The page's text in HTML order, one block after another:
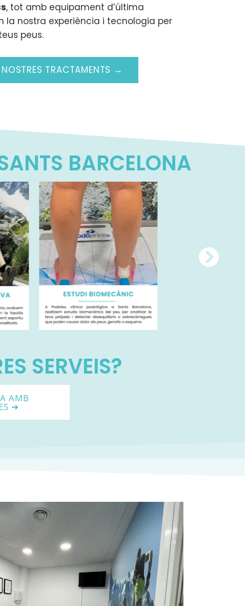
, tot amb equipament d’última
la nostra experiència i tecnologia per
peus.
NOSTRES TRACTAMENTS →
BARCELONA
SERVEIS?
AMB
➜